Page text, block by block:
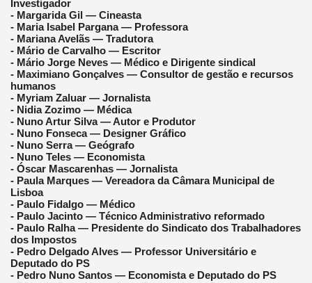
Investigador
- Margarida Gil — Cineasta
- Maria Isabel Pargana — Professora
- Mariana Avelãs — Tradutora
- Mário de Carvalho — Escritor
- Mário Jorge Neves — Médico e Dirigente sindical
- Maximiano Gonçalves — Consultor de gestão e recursos
humanos
- Myriam Zaluar — Jornalista
- Nidia Zozimo — Médica
- Nuno Artur Silva — Autor e Produtor
- Nuno Fonseca — Designer Gráfico
- Nuno Serra — Geógrafo
- Nuno Teles — Economista
- Óscar Mascarenhas — Jornalista
- Paula Marques — Vereadora da Câmara Municipal de
Lisboa
- Paulo Fidalgo — Médico
- Paulo Jacinto — Técnico Administrativo reformado
- Paulo Ralha — Presidente do Sindicato dos Trabalhadores
dos Impostos
- Pedro Delgado Alves — Professor Universitário e
Deputado do PS
- Pedro Nuno Santos — Economista e Deputado do PS